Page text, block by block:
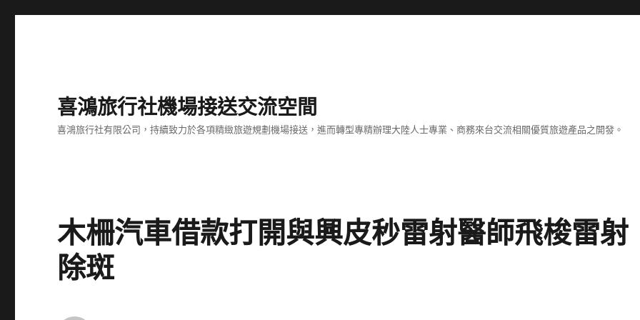
喜鴻旅行社機場接送交流空間
喜鴻旅行社有限公司，持續致力於各項精緻旅遊規劃機場接送，進而轉型專精辦理大陸人士專業、商務來台交流相關優質旅遊產品之開發。
木柵汽車借款打開與興皮秒雷射醫師飛梭雷射
除斑